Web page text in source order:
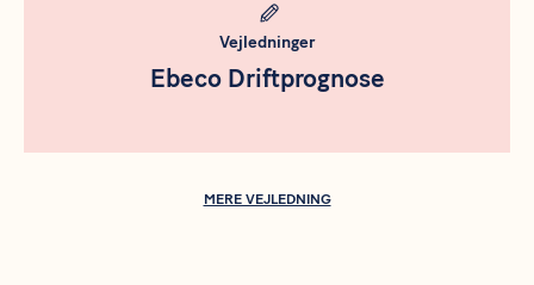
Vejledninger
Ebeco Driftprognose
MERE VEJLEDNING